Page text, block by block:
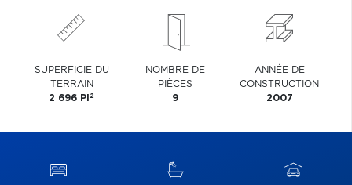
SUPERFICIE DU
TERRAIN
2 696 PI 2
NOMBRE DE
PIÈCES
9
ANNÉE DE
CONSTRUCTION
2007